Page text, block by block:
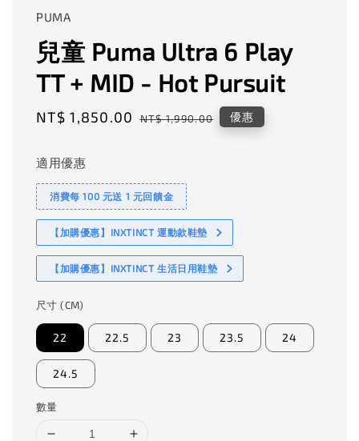
PUMA
兒童 Puma Ultra 6 Play
TT + MID - Hot Pursuit
Sale
NT$ 1,850.00 Regular
NT$ 1,990.00 優惠
適用優惠
消費每 100 元送 1 元回饋金
【加購優惠】INXTINCT 運動款鞋墊
【加購優惠】INXTINCT 生活日用鞋墊
尺寸 (CM)
22 22.5 23 23.5 24
24.5
數量